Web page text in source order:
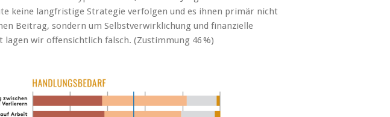
keine langfristige Strategie verfolgen und es ihnen primär nicht
Beitrag, sondern um Selbstverwirklichung und finanzielle
wir offensichtlich falsch. (Zustimmung 46 %)